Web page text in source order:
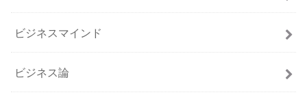
ビジネスマインド
ビジネス論